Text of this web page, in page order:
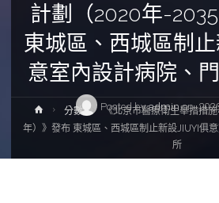
計劃（2020年-
東城區、西城區制
意室內設計病院、
Posted byadmin on
Home分數
《北京市醫療衛生舉措措
年）》發布 東城區、西城區制止新設JIUYI俱
所